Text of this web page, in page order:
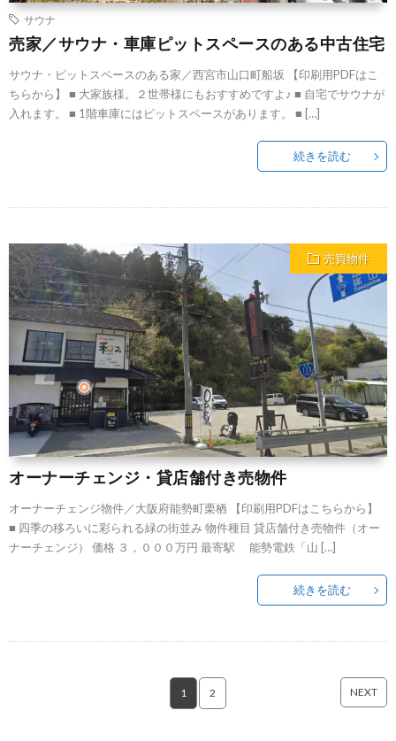
サウナ
売家／サウナ・車庫ピットスペースのある中古住宅
サウナ・ピットスペースのある家／西宮市山口町船坂 【印刷用PDFはこ
ちらから】 ■ 大家族様。２世帯様にもおすすめですよ♪ ■ 自宅でサウナが
入れます。 ■ 1階車庫にはピットスペースがあります。 ■ […]
続きを読む
売買物件
オーナーチェンジ・貸店舗付き売物件
オーナーチェンジ物件／大阪府能勢町栗栖 【印刷用PDFはこちらから】
■ 四季の移ろいに彩られる緑の街並み 物件種目 貸店舗付き売物件（オー
ナーチェンジ） 価格 ３，０００万円 最寄駅 能勢電鉄「山 […]
続きを読む
1 2 NEXT